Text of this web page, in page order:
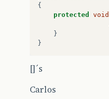
{
protected
void
}
}
[]´s
Carlos